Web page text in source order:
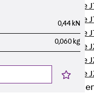
Ankerschiene
Ankerschiene
Ankerschiene
Ankerschiene
Ankerschiene
Ankerschiene
0,44 kN
0,060 kg